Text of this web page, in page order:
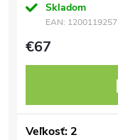
Skladom
EAN:
€67
Veľkosť: 2